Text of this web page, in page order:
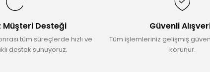
Müşteri Desteği
tüm süreçlerde hızlı ve
destek sunuyoruz.
Güvenli
Tüm işlemleriniz gelişmiş
korunur.